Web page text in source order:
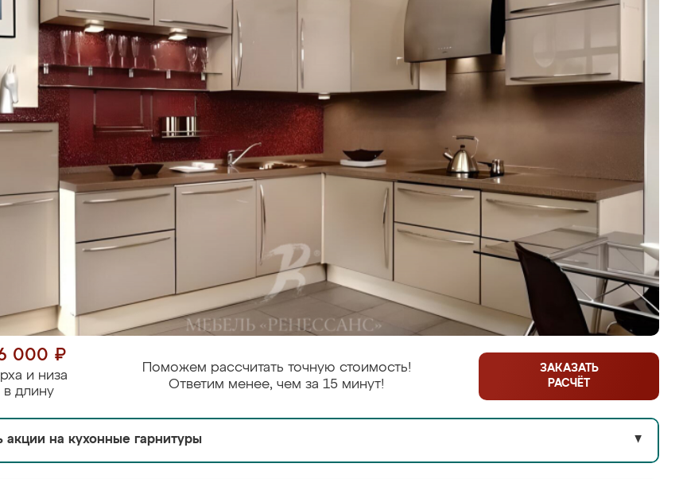
000 ₽
и низа
в длину
Поможем рассчитать точную стоимость!
Ответим менее, чем за 15 минут!
ЗАКАЗАТЬ
РАСЧЁТ
акции на кухонные гарнитуры ▼